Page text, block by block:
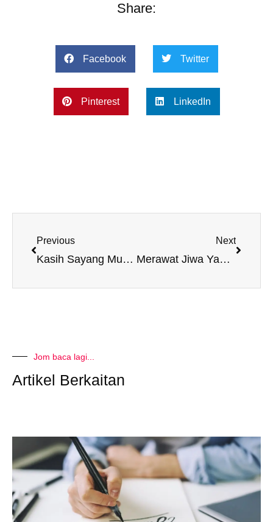
Share:
Facebook Twitter
Pinterest LinkedIn
Previous
Kasih Sayang Mudah Dibentuk
Next
Merawat Jiwa Yang Kosong
Jom baca lagi...
Artikel Berkaitan